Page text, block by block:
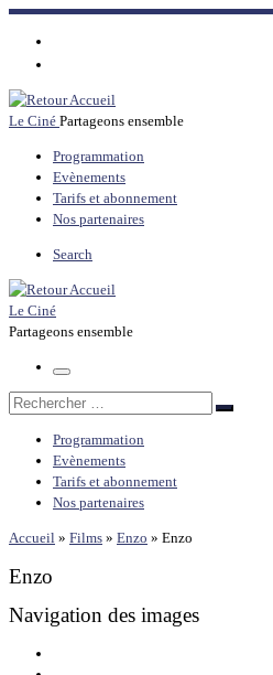
Passer
contenu
Le Ciné Partageons ensemble
Programmation
Evènements
Tarifs et abonnement
Nos partenaires
Search
Le Ciné
Partageons ensemble
Menu
Rechercher
Programmation
Evènements
Tarifs et abonnement
Nos partenaires
Accueil » Films » Enzo » Enzo
Enzo
Navigation des images